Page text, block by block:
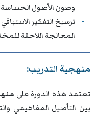
وصون الأصول الحساسة.
ترسيخ التفكير
المعالجة اللاحقة
منهجية التدريب:
تعتمد هذه الدورة على
بين التأصيل المفاهيمي